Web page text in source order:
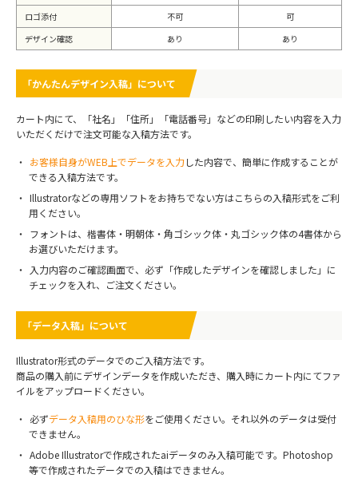
ロゴ添付 不可
可
デザイン確認
あり あり
「かんたんデザイン入稿」について
カート内にて、「社名」「住所」「電話番号」などの印刷したい内容を入力
いただくだけで注文可能な入稿方法です。
お客様自身がWEB上でデータを入力した内容で、簡単に作成することが
できる入稿方法です。
Illustratorなどの専用ソフトをお持ちでない方はこちらの入稿形式をご利
用ください。
フォントは、楷書体・明朝体・角ゴシック体・丸ゴシック体の4書体から
お選びいただけます。
入力内容のご確認画面で、必ず「作成したデザインを確認しました」に
チェックを入れ、ご注文ください。
「データ入稿」について
Illustrator形式のデータでのご入稿方法です。
商品の購入前にデザインデータを作成いただき、購入時にカート内にてファ
イルをアップロードください。
必ずデータ入稿用のひな形をご使用ください。それ以外のデータは受付
できません。
Adobe Illustratorで作成されたaiデータのみ入稿可能です。Photoshop
等で作成されたデータでの入稿はできません。